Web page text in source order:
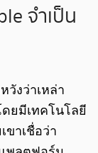
จำเป็น
วังว่าเหล่า
ยมีเทคโนโลยี
ขาเชื่อว่า